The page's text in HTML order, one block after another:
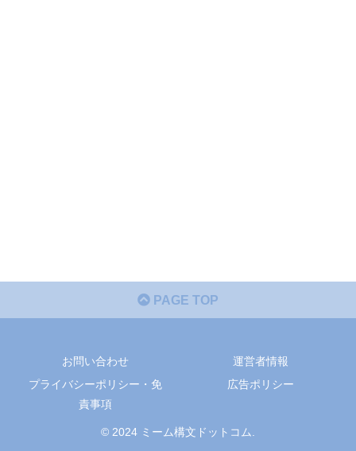
PAGE TOP
お問い合わせ
運営者情報
プライバシーポリシー・免
責事項
広告ポリシー
© 2024 ミーム構文ドットコム.